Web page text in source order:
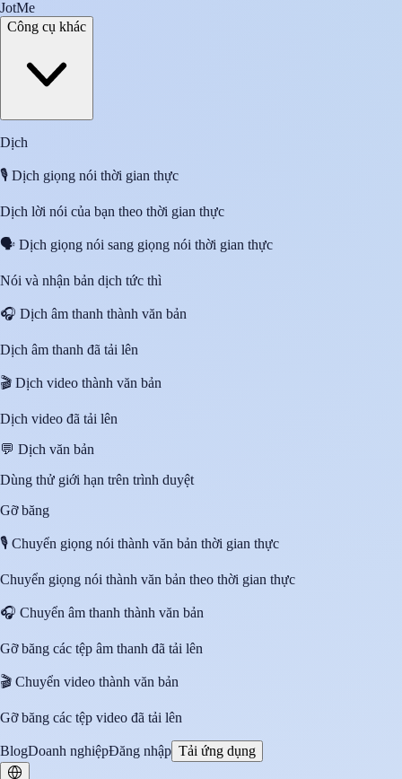
JotMe
Công cụ khác
Dịch
🎙️ Dịch giọng nói thời gian thực
Dịch lời nói của bạn theo thời gian thực
🗣️ Dịch giọng nói sang giọng nói thời gian thực
Nói và nhận bản dịch tức thì
🎧 Dịch âm thanh thành văn bản
Dịch âm thanh đã tải lên
🎬 Dịch video thành văn bản
Dịch video đã tải lên
💬 Dịch văn bản
Dùng thử giới hạn trên trình duyệt
Gỡ băng
🎙️ Chuyển giọng nói thành văn bản thời gian thực
Chuyển giọng nói thành văn bản theo thời gian thực
🎧 Chuyển âm thanh thành văn bản
Gỡ băng các tệp âm thanh đã tải lên
🎬 Chuyển video thành văn bản
Gỡ băng các tệp video đã tải lên
BlogDoanh nghiệpĐăng nhập Tải ứng dụng